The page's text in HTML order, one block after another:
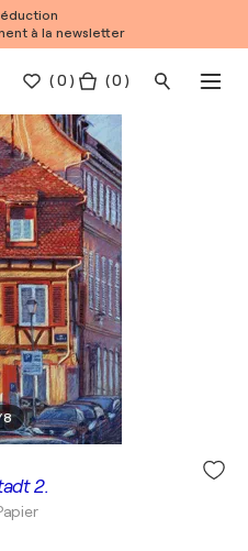
à la newsletter
(0 ) ( 0 )
8
2.